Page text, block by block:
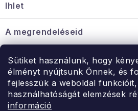
Sütiket használunk, hogy
élményt nyújtsunk Önnek, és
fejlesszük a weboldal
használhatóságát elemzések
információ
é
c
Információ a mellékletről
Nagykereskedelmi együttműködés
Ihlet
A megrendeléseid
Érintkezés
Rendelésem
Érintkezés
Hé-Pé: 9:00-15:00
uzlet@modernvasarlas.hu